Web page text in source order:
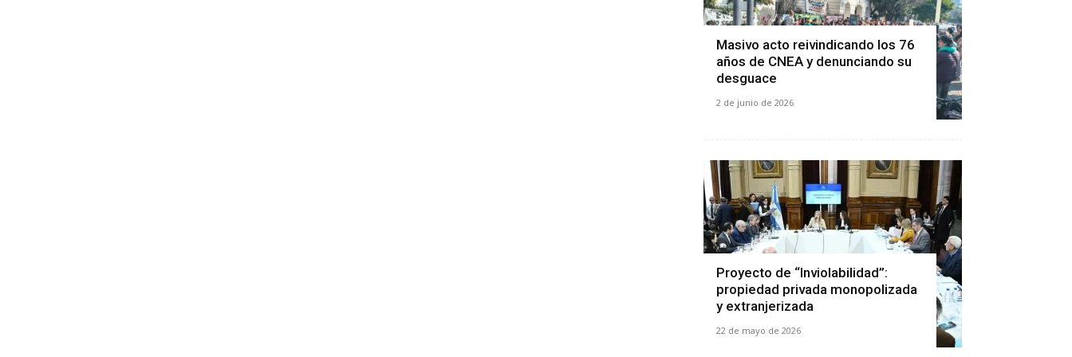
Masivo acto reivindicando los 76
años de CNEA y denunciando su
desguace
2 de junio de 2026
Proyecto de “Inviolabilidad”:
propiedad privada monopolizada
y extranjerizada
22 de mayo de 2026